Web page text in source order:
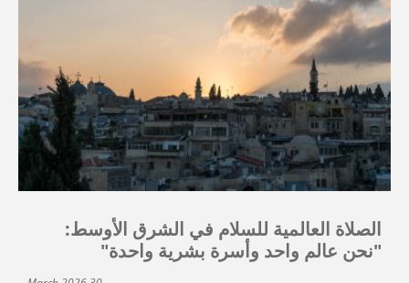
الصلاة العالمية للسلام في الشرق الأوسط:
"نحن عالم واحد وأسرة بشرية واحدة"